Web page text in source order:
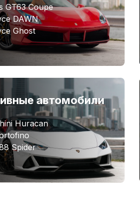
в Майами
взять на прокат
Вас эксклюзивную версию
доставим авто к
ощущения от езды на самом
GT63 Coupe
DAWN
Ghost
автомобили
Huracan
Spider